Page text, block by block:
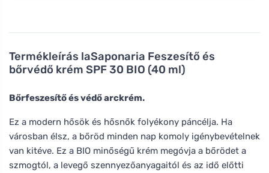
Termékleírás laSaponaria Feszesítő és
bőrvédő krém SPF 30 BIO (40 ml)
Bőrfeszesítő és védő arckrém.
Ez a modern hősök és hősnők folyékony páncélja. Ha
városban élsz, a bőröd minden nap komoly igénybevételnek
van kitéve. Ez a BIO minőségű krém megóvja a bőrödet a
szmogtól, a levegő szennyezőanyagaitól és az idő előtti